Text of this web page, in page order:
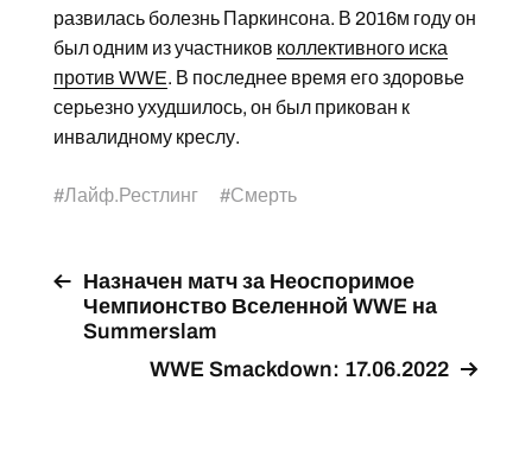
развилась болезнь Паркинсона. В 2016м году он
был одним из участников коллективного иска
против WWE. В последнее время его здоровье
серьезно ухудшилось, он был прикован к
инвалидному креслу.
#Лайф.Рестлинг #Смерть
Назначен матч за Неоспоримое
Чемпионство Вселенной WWE на
Summerslam
WWE Smackdown: 17.06.2022